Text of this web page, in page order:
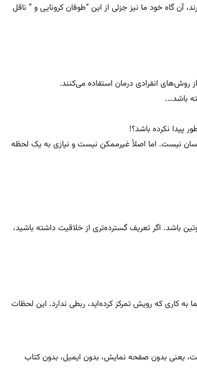
آن گاه خود ما نیز جزئی از این “طوفان کرونایی و ” ناقل
روش‌های انفرادی درمان استفاده می‌کنند.
باشد….
پیدا نکرده باشد؟!
نیست. اما اصلاً غیرممکن نیست و نیازی به یک لحظه
باشد. اگر تعریف گسترده‌تری از خلاقیت داشته باشید،
کاری که رویش تمرکز کرده‌اید، ربطی ندارد. این لحظات
یعنی بدون صفحه نمایش، بدون ایمیل، بدون کتاب